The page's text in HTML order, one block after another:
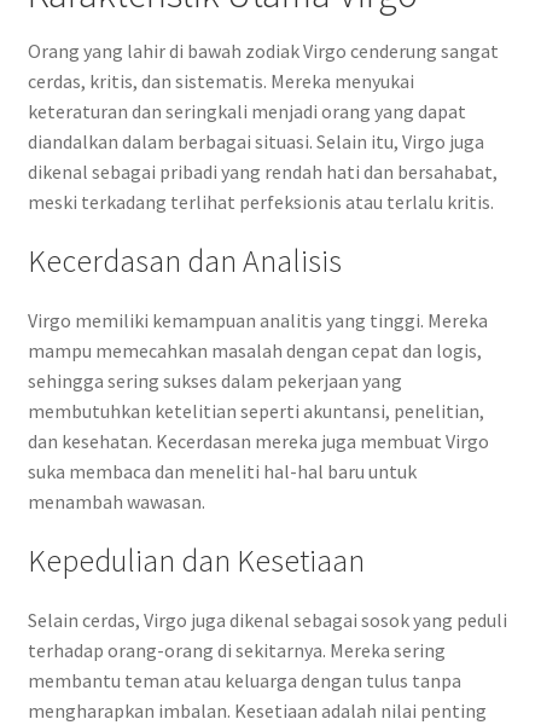
Orang yang lahir di bawah zodiak Virgo cenderung sangat
cerdas, kritis, dan sistematis. Mereka menyukai
keteraturan dan seringkali menjadi orang yang dapat
diandalkan dalam berbagai situasi. Selain itu, Virgo juga
dikenal sebagai pribadi yang rendah hati dan bersahabat,
meski terkadang terlihat perfeksionis atau terlalu kritis.
Kecerdasan dan Analisis
Virgo memiliki kemampuan analitis yang tinggi. Mereka
mampu memecahkan masalah dengan cepat dan logis,
sehingga sering sukses dalam pekerjaan yang
membutuhkan ketelitian seperti akuntansi, penelitian,
dan kesehatan. Kecerdasan mereka juga membuat Virgo
suka membaca dan meneliti hal-hal baru untuk
menambah wawasan.
Kepedulian dan Kesetiaan
Selain cerdas, Virgo juga dikenal sebagai sosok yang peduli
terhadap orang-orang di sekitarnya. Mereka sering
membantu teman atau keluarga dengan tulus tanpa
mengharapkan imbalan. Kesetiaan adalah nilai penting